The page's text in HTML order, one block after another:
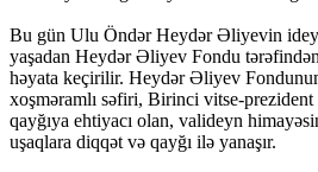
Bu gün Ulu Öndər Heydər Əliyevin
yaşadan Heydər Əliyev Fondu
həyata keçirilir. Heydər Əliyev
xoşməramlı səfiri, Birinci vitse-
qayğıya ehtiyacı olan, valideyn
uşaqlara diqqət və qayğı ilə yanaşır.